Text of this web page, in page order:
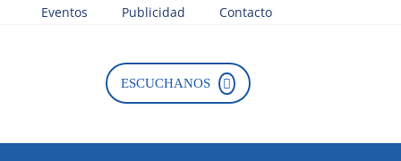
Eventos Publicidad Contacto
ESCUCHANOS